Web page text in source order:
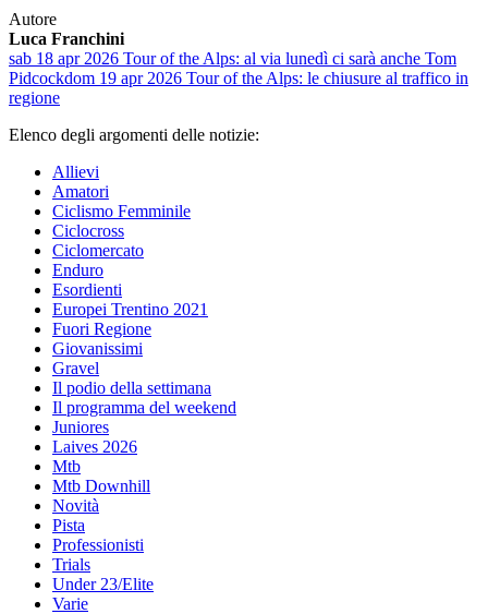
Autore
Luca Franchini
sab 18 apr 2026 Tour of the Alps: al via lunedì ci sarà anche Tom
Pidcockdom 19 apr 2026 Tour of the Alps: le chiusure al traffico in
regione
Elenco degli argomenti delle notizie:
Allievi
Amatori
Ciclismo Femminile
Ciclocross
Ciclomercato
Enduro
Esordienti
Europei Trentino 2021
Fuori Regione
Giovanissimi
Gravel
Il podio della settimana
Il programma del weekend
Juniores
Laives 2026
Mtb
Mtb Downhill
Novità
Pista
Professionisti
Trials
Under 23/Elite
Varie